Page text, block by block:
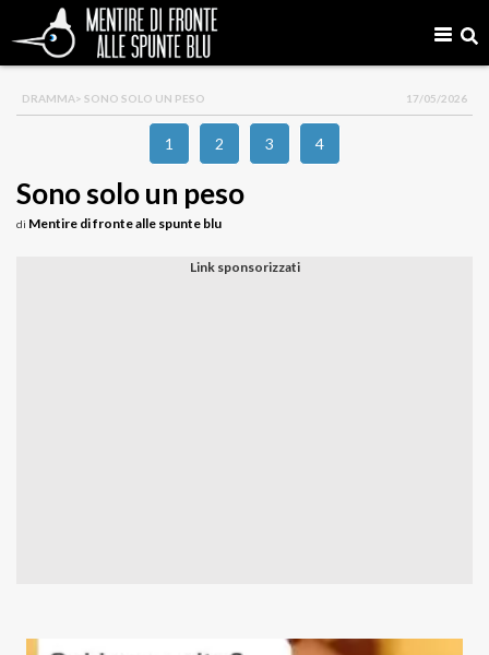
DRAMMA> SONO SOLO UN PESO 17/05/2026
1 2 3 4
Sono solo un peso
di Mentire di fronte alle spunte blu